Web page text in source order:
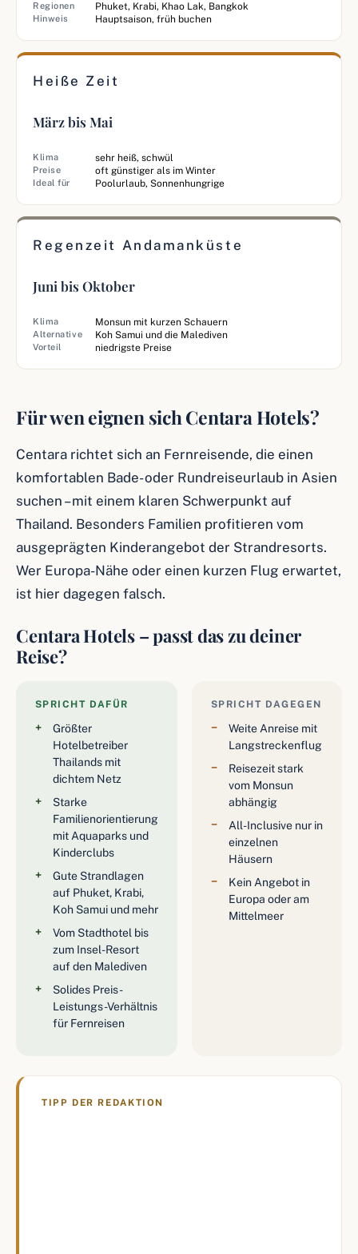
Regionen Phuket, Krabi, Khao Lak, Bangkok
Hinweis Hauptsaison, früh buchen
Heiße Zeit
März bis Mai
Klima sehr heiß, schwül
Preise oft günstiger als im Winter
Ideal für Poolurlaub, Sonnenhungrige
Regenzeit Andamanküste
Juni bis Oktober
Klima Monsun mit kurzen Schauern
Alternative Koh Samui und die Malediven
Vorteil niedrigste Preise
Für wen eignen sich Centara Hotels?
Centara richtet sich an Fernreisende, die einen
komfortablen Bade- oder Rundreiseurlaub in Asien
suchen – mit einem klaren Schwerpunkt auf
Thailand. Besonders Familien profitieren vom
ausgeprägten Kinderangebot der Strandresorts.
Wer Europa-Nähe oder einen kurzen Flug erwartet,
ist hier dagegen falsch.
Centara Hotels – passt das zu deiner
Reise?
SPRICHT DAFÜR
Größter
Hotelbetreiber
Thailands mit
dichtem Netz
Starke
Familienorientierung
mit Aquaparks und
Kinderclubs
Gute Strandlagen
auf Phuket, Krabi,
Koh Samui und mehr
Vom Stadthotel bis
zum Insel-Resort
auf den Malediven
Solides Preis-
Leistungs-Verhältnis
für Fernreisen
SPRICHT DAGEGEN
Weite Anreise mit
Langstreckenflug
Reisezeit stark
vom Monsun
abhängig
All-Inclusive nur in
einzelnen
Häusern
Kein Angebot in
Europa oder am
Mittelmeer
TIPP DER REDAKTION